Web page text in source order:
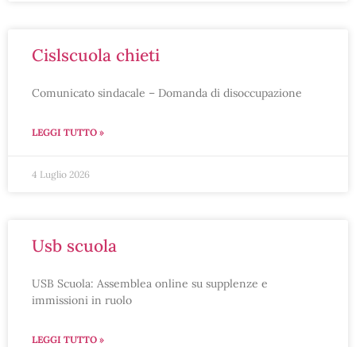
cislscuola chieti
Comunicato sindacale – Domanda di disoccupazione
LEGGI TUTTO »
4 Luglio 2026
usb scuola
USB Scuola: Assemblea online su supplenze e
immissioni in ruolo
LEGGI TUTTO »